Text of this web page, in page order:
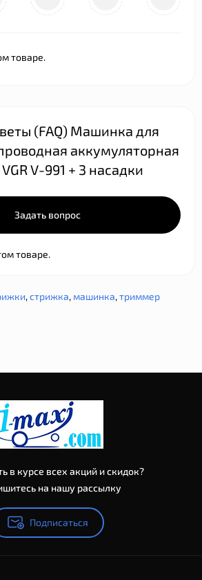
товаре.
(FAQ) Машинка для
аккумуляторная
V-991 + 3 насадки
Задать вопрос
товаре.
,стрижка, машинка,триммер
в курсе всех акций и скидок?
на нашу рассылку
Подписаться